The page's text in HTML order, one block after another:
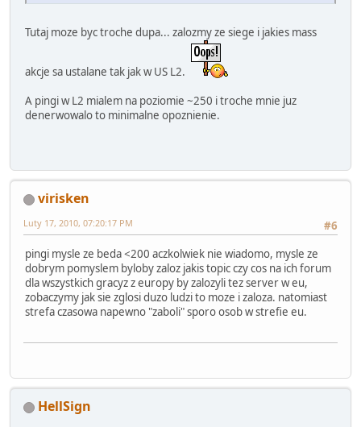
Tutaj moze byc troche dupa... zalozmy ze siege i jakies mass
akcje sa ustalane tak jak w US L2.
A pingi w L2 mialem na poziomie ~250 i troche mnie juz
denerwowalo to minimalne opoznienie.
virisken
#6
Luty 17, 2010, 07:20:17 PM
pingi mysle ze beda <200 aczkolwiek nie wiadomo, mysle ze
dobrym pomyslem byloby zaloz jakis topic czy cos na ich forum
dla wszystkich gracyz z europy by zalozyli tez server w eu,
zobaczymy jak sie zglosi duzo ludzi to moze i zaloza. natomiast
strefa czasowa napewno "zaboli" sporo osob w strefie eu.
HellSign